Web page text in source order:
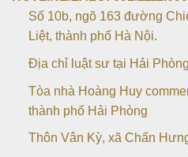
Số 10b, ngõ 163 đường
Liệt, thành phố Hà Nội.
Địa chỉ luật sư tại Hải
Tòa nhà Hoàng Huy
thành phố Hải Phòng
Thôn Vân Kỳ, xã Chấn